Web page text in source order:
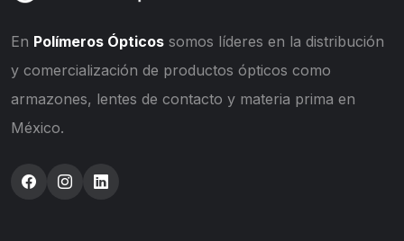
En Polímeros Ópticos somos líderes en la distribución
y comercialización de productos ópticos como
armazones, lentes de contacto y materia prima en
México.